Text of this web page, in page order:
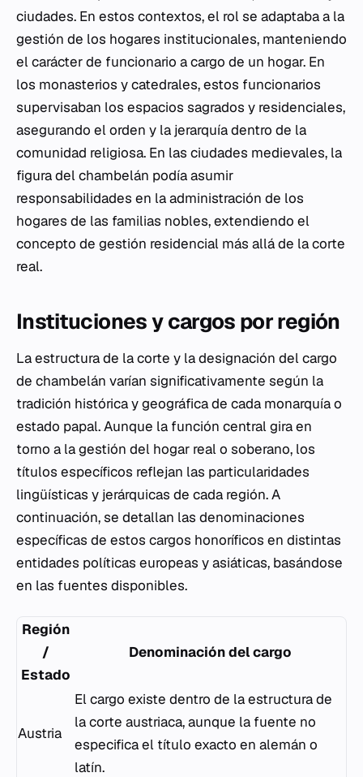
ciudades. En estos contextos, el rol se adaptaba a la
gestión de los hogares institucionales, manteniendo
el carácter de funcionario a cargo de un hogar. En
los monasterios y catedrales, estos funcionarios
supervisaban los espacios sagrados y residenciales,
asegurando el orden y la jerarquía dentro de la
comunidad religiosa. En las ciudades medievales, la
figura del chambelán podía asumir
responsabilidades en la administración de los
hogares de las familias nobles, extendiendo el
concepto de gestión residencial más allá de la corte
real.
Instituciones y cargos por región
La estructura de la corte y la designación del cargo
de chambelán varían significativamente según la
tradición histórica y geográfica de cada monarquía o
estado papal. Aunque la función central gira en
torno a la gestión del hogar real o soberano, los
títulos específicos reflejan las particularidades
lingüísticas y jerárquicas de cada región. A
continuación, se detallan las denominaciones
específicas de estos cargos honoríficos en distintas
entidades políticas europeas y asiáticas, basándose
en las fuentes disponibles.
Región
/
Estado
Denominación del cargo
Austria
El cargo existe dentro de la estructura de
la corte austriaca, aunque la fuente no
especifica el título exacto en alemán o
latín.